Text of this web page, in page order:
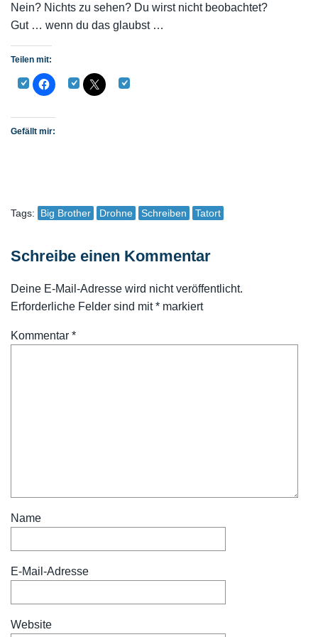
Nein? Nichts zu sehen? Du wirst nicht beobachtet?
Gut … wenn du das glaubst …
Teilen mit:
Gefällt mir:
Tags: Big Brother Drohne Schreiben Tatort
Schreibe einen Kommentar
Deine E-Mail-Adresse wird nicht veröffentlicht.
Erforderliche Felder sind mit* markiert
Kommentar *
Name
E-Mail-Adresse
Website